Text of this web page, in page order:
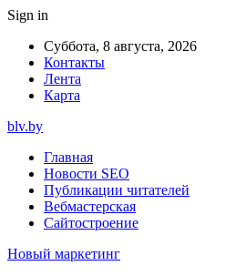
Sign in
Суббота, 8 августа, 2026
Контакты
Лента
Карта
blv.by
Главная
Новости SEO
Публикации читателей
Вебмастерская
Сайтостроение
Новый маркетинг